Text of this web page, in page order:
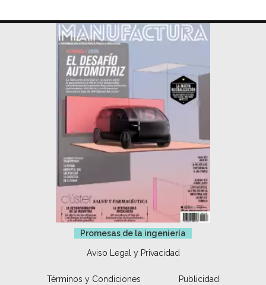
Promesas de la ingeniería
Aviso Legal y Privacidad
Términos y Condiciones Publicidad